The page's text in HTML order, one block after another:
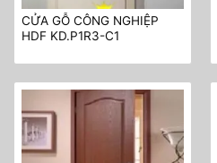
CỬA GỖ CÔNG NGHIỆP
HDF KD.P1R3-C1